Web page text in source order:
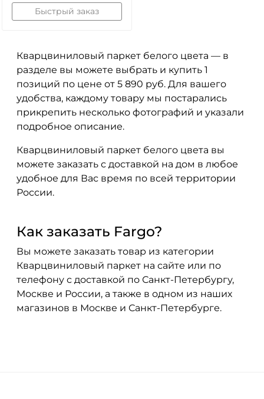
Быстрый заказ
Кварцвиниловый паркет белого цвета — в
разделе вы можете выбрать и купить 1
позиций по цене от 5 890 руб. Для вашего
удобства, каждому товару мы постарались
прикрепить несколько фотографий и указали
подробное описание.
Кварцвиниловый паркет белого цвета вы
можете заказать с доставкой на дом в любое
удобное для Вас время по всей территории
России.
Как заказать Fargo?
Вы можете заказать товар из категории
Кварцвиниловый паркет на сайте или по
телефону с доставкой по Санкт-Петербургу,
Москве и России, а также в одном из наших
магазинов в Москве и Санкт-Петербурге.